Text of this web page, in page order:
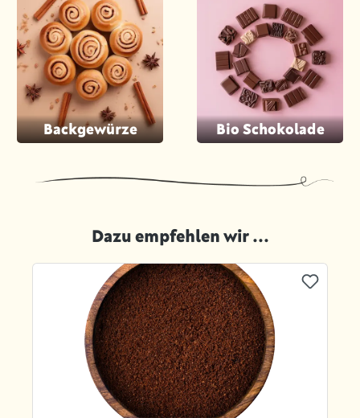
Backgewürze Bio Schokolade
Dazu empfehlen wir ...
Produktgalerie überspringen